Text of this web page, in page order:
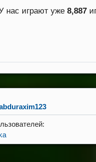
нас играют уже8,887